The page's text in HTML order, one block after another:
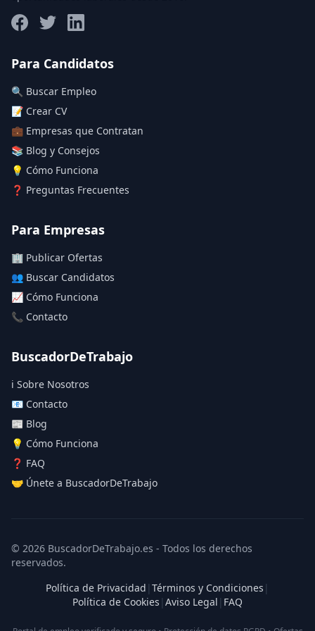
Deja vacío para "sin límite"
Aplicar filtros
Para Candidatos
🔍 Buscar Empleo
📝 Crear CV
💼 Empresas que Contratan
📚 Blog y Consejos
💡 Cómo Funciona
❓ Preguntas Frecuentes
Para Empresas
🏢 Publicar Ofertas
👥 Buscar Candidatos
📈 Cómo Funciona
📞 Contacto
BuscadorDeTrabajo
ℹ️ Sobre Nosotros
📧 Contacto
📰 Blog
💡 Cómo Funciona
❓ FAQ
🤝 Únete a BuscadorDeTrabajo
© 2026 BuscadorDeTrabajo.es - Todos los derechos
reservados.
Política de Privacidad | Términos y Condiciones |
Política de Cookies | Aviso Legal | FAQ